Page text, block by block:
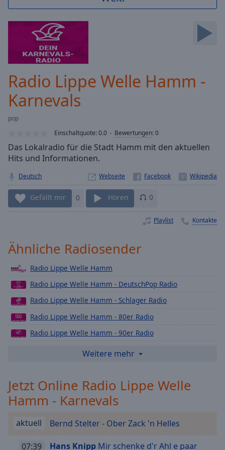
Backward
Forward
Current
Time0:00
Duration -:-
0.00%
Type
live,
currently
behind
Remaining
Time-
Rate
Chapters
Descriptions
descriptions
off ,
selected
subtitles
settings
opens
settings
subtitles
Radio Lippe Welle Hamm -
Karnevals
pop
Einschaltquote:0.0 Bewertungen:0
Das Lokalradio für die Stadt Hamm mit den aktuellen
Hits und Informationen.
Deutsch Webseite
Gefällt mir 0 Hören 0
Playlist Kontakte
Ähnliche Radiosender
Radio Lippe Welle Hamm
Radio Lippe Welle Hamm - DeutschPop Radio
Radio Lippe Welle Hamm - Schlager Radio
Radio Lippe Welle Hamm - 80er Radio
Radio Lippe Welle Hamm - 90er Radio
Radio Lippe Welle Hamm - Love Radio
Radio Lippe Welle Hamm - Urban Radio
Radio Lippe Welle Hamm - Rock Radio
Radio Lippe Welle Hamm - 2000er
Weitere mehr
Jetzt Online Radio Lippe Welle
Hamm - Karnevals
aktuell Bernd Stelter - Ober Zack 'n Helles
07:39 Hans Knipp Mir schenke d'r Ahl e paar